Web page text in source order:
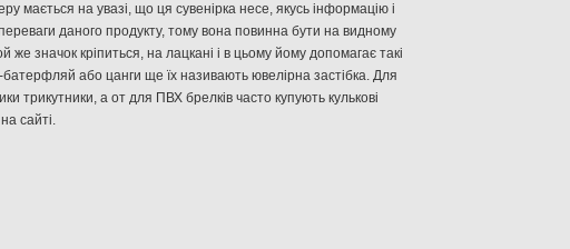
мається на увазі, що ця сувенірка несе, якусь інформацію і
даного продукту, тому вона повинна бути на видному
же значок кріпиться, на лацкані і в цьому йому допомагає такі
-батерфляй або цанги ще їх називають ювелірна застібка. Для
трикутники, а от для ПВХ брелків часто купують кулькові
на сайті.